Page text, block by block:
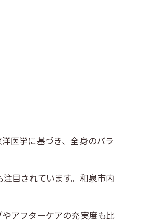
医学に基づき、全身のバラ
目されています。和泉市内
アフターケアの充実度も比